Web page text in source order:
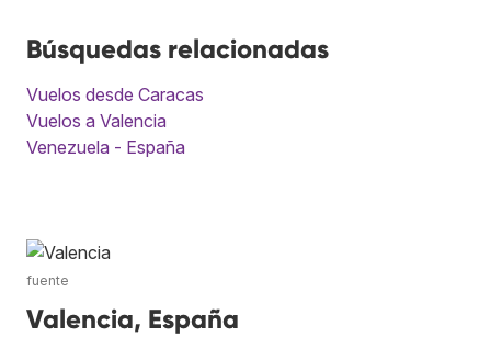
Búsquedas relacionadas
Vuelos desde Caracas
Vuelos a Valencia
Venezuela - España
fuente
Valencia, España